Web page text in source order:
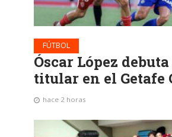
FÚTBOL
Óscar López
titular en el Getafe
hace 2 horas